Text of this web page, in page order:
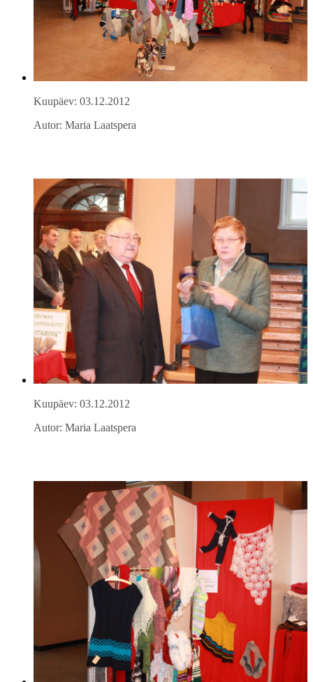
Kuupäev: 03.12.2012
Autor: Maria Laatspera
Kuupäev: 03.12.2012
Autor: Maria Laatspera